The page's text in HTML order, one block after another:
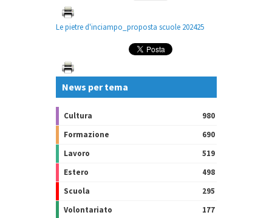
Le pietre d'inciampo_proposta scuole 202425
News per tema
Cultura
980
Formazione
690
Lavoro
519
Estero
498
Scuola
295
Volontariato
177